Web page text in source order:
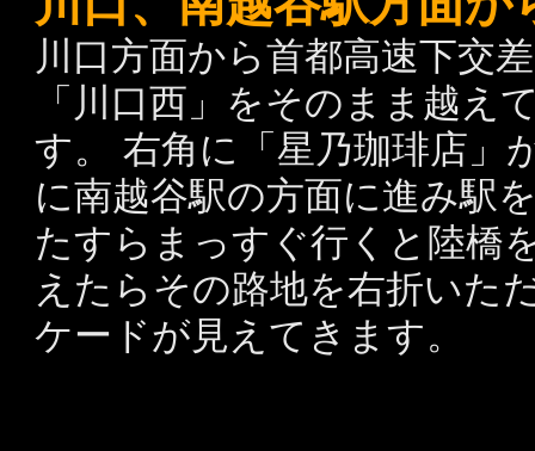
川口方面から首都高速下交
「川口西」をそのまま越え
す。 右角に「星乃珈琲店」
に南越谷駅の方面に進み駅
たすらまっすぐ行くと陸橋
えたらその路地を右折いた
ケードが見えてきます。